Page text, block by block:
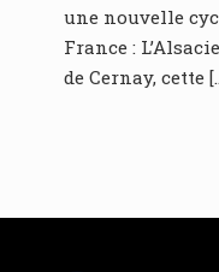
une nouvelle
France :
de Cernay, cette